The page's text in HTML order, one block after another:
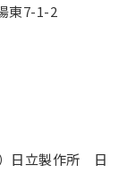
7-1-2
立製作所 日